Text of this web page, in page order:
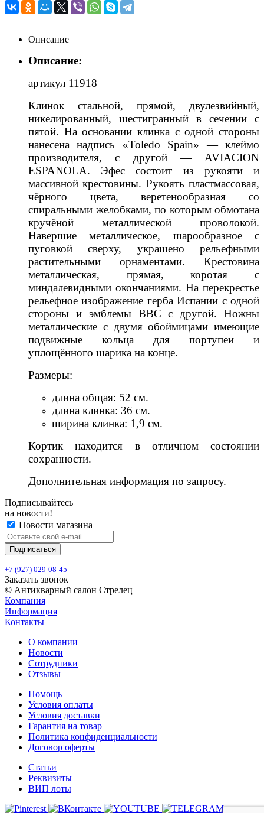
Описание
Описание:
артикул 11918
Клинок стальной, прямой, двулезвийный,
никелированный, шестигранный в сечении с
пятой. На основании клинка с одной стороны
нанесена надпись «Toledo Spain» — клеймо
производителя, с другой — AVIACION
ESPANOLA. Эфес состоит из рукояти и
массивной крестовины. Рукоять пластмассовая,
чёрного цвета, веретенообразная со
спиральными желобками, по которым обмотана
кручёной металлической проволокой.
Навершие металлическое, шарообразное с
пуговкой сверху, украшено рельефными
растительными орнаментами. Крестовина
металлическая, прямая, коротая с
миндалевидными окончаниями. На перекрестье
рельефное изображение герба Испании с одной
стороны и эмблемы ВВС с другой. Ножны
металлические с двумя обоймицами имеющие
подвижные кольца для портупеи и
уплощённого шарика на конце.
Размеры:
длина общая: 52 см.
длина клинка: 36 см.
ширина клинка: 1,9 см.
Кортик находится в отличном состоянии
сохранности.
Дополнительная информация по запросу.
Подписывайтесь
на новости!
Новости магазина
+7 (927) 029-08-45
Заказать звонок
© Антикварный салон Стрелец
Компания
Информация
Контакты
О компании
Новости
Сотрудники
Отзывы
Помощь
Условия оплаты
Условия доставки
Гарантия на товар
Политика конфиденциальности
Договор оферты
Статьи
Реквизиты
ВИП лоты